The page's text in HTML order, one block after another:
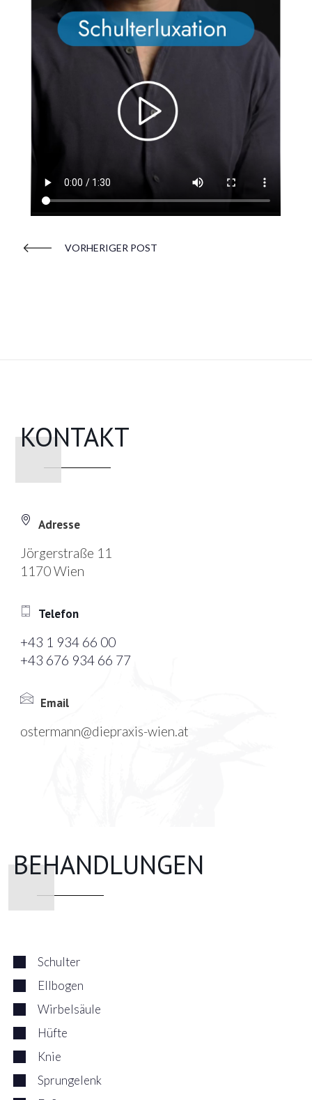
VORHERIGER POST
KONTAKT
Adresse
Jörgerstraße 11
1170 Wien
Telefon
+43 1 934 66 00
+43 676 934 66 77
Email
ostermann@diepraxis-wien.at
BEHANDLUNGEN
Schulter
Ellbogen
Wirbelsäule
Hüfte
Knie
Sprungelenk